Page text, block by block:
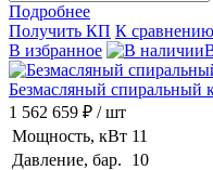
Подробнее
Получить КП К сравнению
В избранное
Безмасляный
1 562 659 ₽ / шт
Мощность, кВт 11
Давление, бар.
10